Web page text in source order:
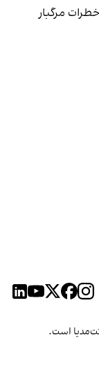
مرگبار
است.